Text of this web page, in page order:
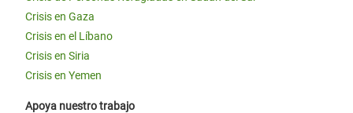
Crisis en Gaza
Crisis en el Líbano
Crisis en Siria
Crisis en Yemen
Apoya nuestro trabajo